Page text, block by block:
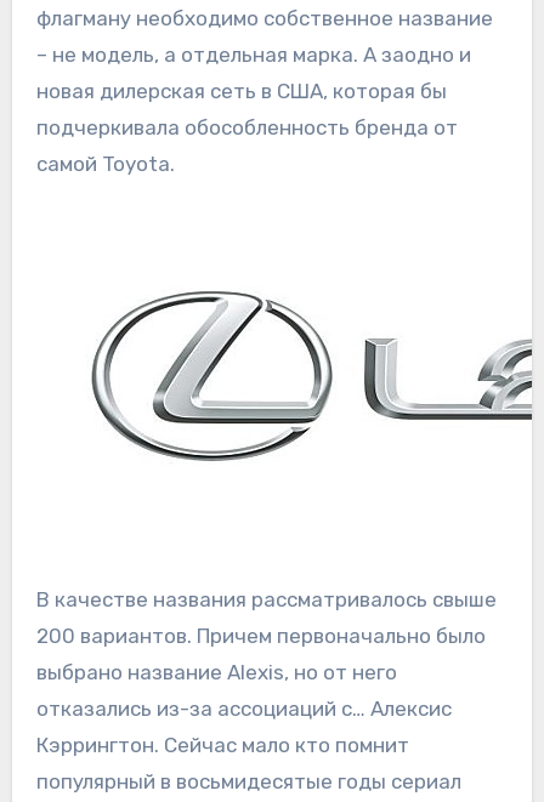
флагману необходимо собственное название
– не модель, а отдельная марка. А заодно и
новая дилерская сеть в США, которая бы
подчеркивала обособленность бренда от
самой Toyota.
В качестве названия рассматривалось свыше
200 вариантов. Причем первоначально было
выбрано название Alexis, но от него
отказались из-за ассоциаций с… Алексис
Кэррингтон. Сейчас мало кто помнит
популярный в восьмидесятые годы сериал